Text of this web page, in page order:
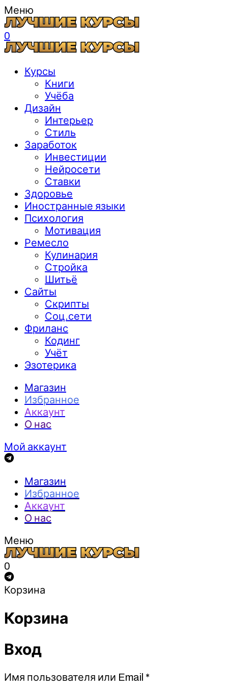
Меню
0
Курсы
Книги
Учёба
Дизайн
Интерьер
Стиль
Заработок
Инвестиции
Нейросети
Ставки
Здоровье
Иностранные языки
Психология
Мотивация
Ремесло
Кулинария
Стройка
Шитьё
Сайты
Скрипты
Соц.сети
Фриланс
Кодинг
Учёт
Эзотерика
Магазин
Избранное
Аккаунт
О нас
Мой аккаунт
Магазин
Избранное
Аккаунт
О нас
Меню
0
Корзина
Корзина
Вход
Имя пользователя или Email *Обязательно